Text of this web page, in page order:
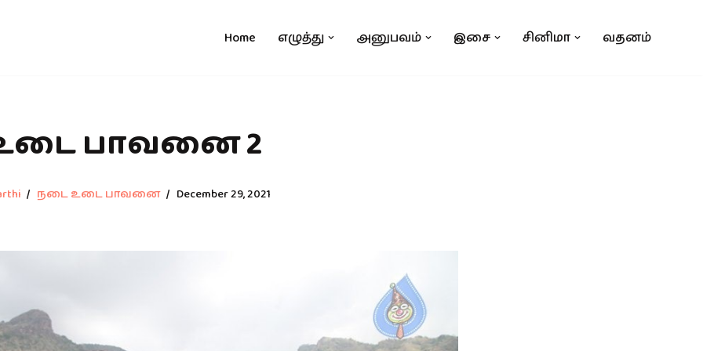
Home எழுத்து அனுபவம் இசை சினிமா வதனம்
பாவனை 2
நடை உடை பாவனை December 29, 2021